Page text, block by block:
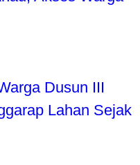
Dusun III
Lahan Sejak